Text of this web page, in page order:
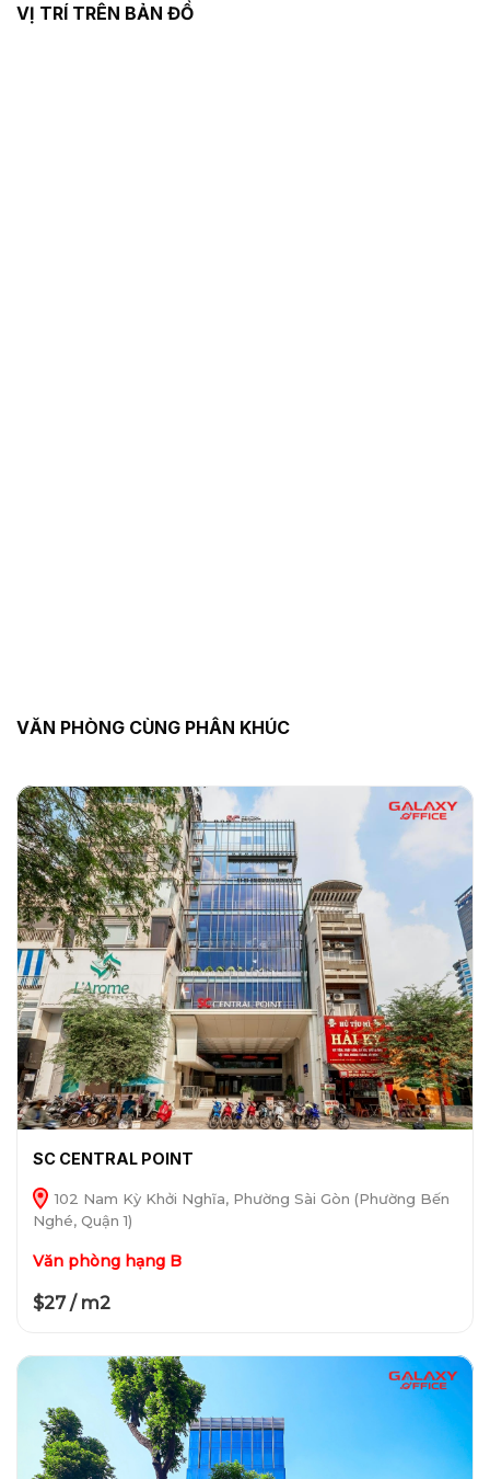
VỊ TRÍ TRÊN BẢN ĐỒ
VĂN PHÒNG CÙNG PHÂN KHÚC
SC CENTRAL POINT
102 Nam Kỳ Khởi Nghĩa, Phường Sài Gòn (Phường Bến
Nghé, Quận 1)
Văn phòng hạng B
$27 / m2